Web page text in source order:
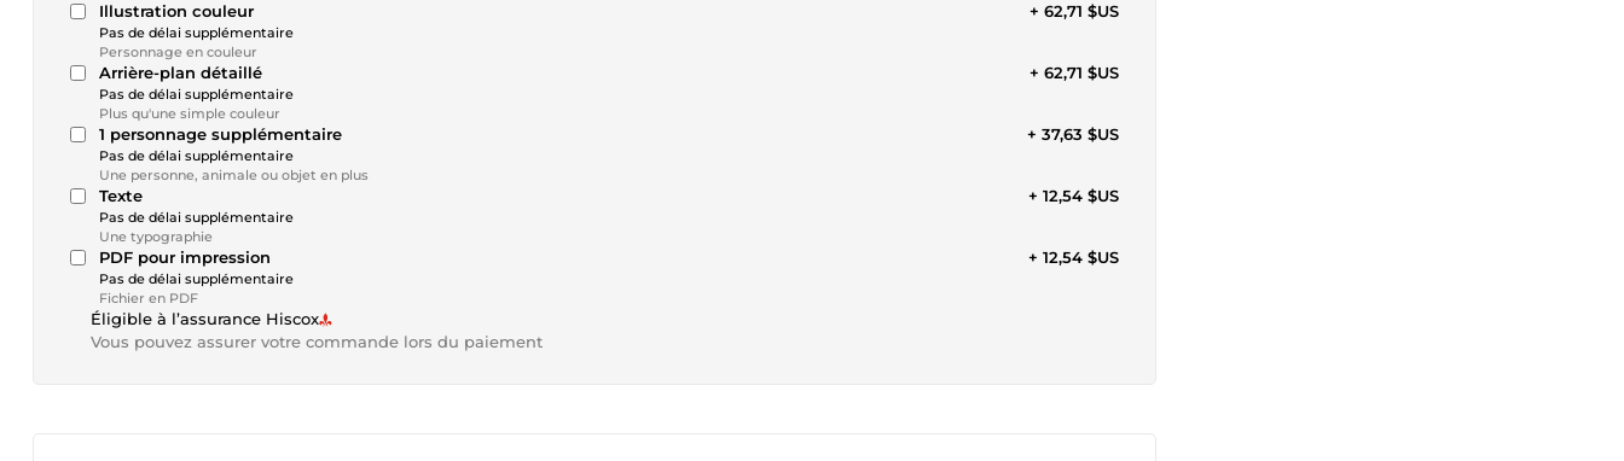
Illustration couleur
Pas de délai supplémentaire
Personnage en couleur
+ 62,71 $US
Arrière-plan détaillé
Pas de délai supplémentaire
Plus qu'une simple couleur
+ 62,71 $US
1 personnage supplémentaire
Pas de délai supplémentaire
Une personne, animale ou objet en plus
+ 37,63 $US
Texte
Pas de délai supplémentaire
Une typographie
+ 12,54 $US
PDF pour impression
Pas de délai supplémentaire
Fichier en PDF
+ 12,54 $US
Éligible à l’assurance Hiscox
Vous pouvez assurer votre commande lors du paiement